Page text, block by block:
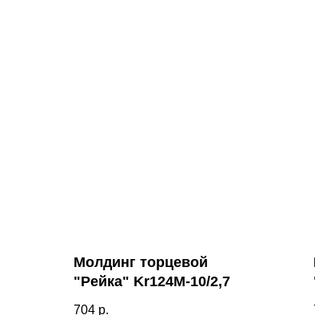
Молдинг торцевой
"Рейка" Kr124M-10/2,7
704 р.